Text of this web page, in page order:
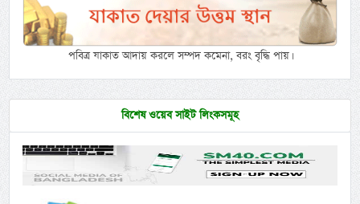
পবিত্র যাকাত আদায় করলে সম্পদ কমেনা, বরং বৃদ্ধি পায়।
বিশেষ ওয়েব সাইট লিংকসমূহ